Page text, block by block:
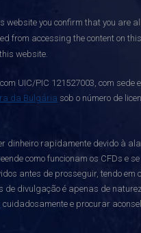
website you confirm that you are
from accessing the content on
website.
UIC/PIC 121527003, com sede
da Bulgária sob o número de
dinheiro rapidamente devido à
como funcionam os CFDs e
antes de prosseguir, tendo
de divulgação é apenas de
cuidadosamente e procurar